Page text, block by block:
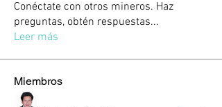
Conéctate con otros mineros. Haz
preguntas, obtén respuestas...
Leer más
Miembros